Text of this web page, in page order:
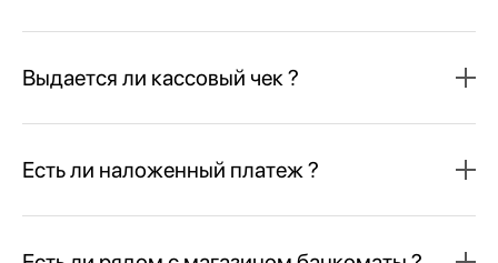
Выдается ли кассовый чек ?
Есть ли наложенный платеж ?